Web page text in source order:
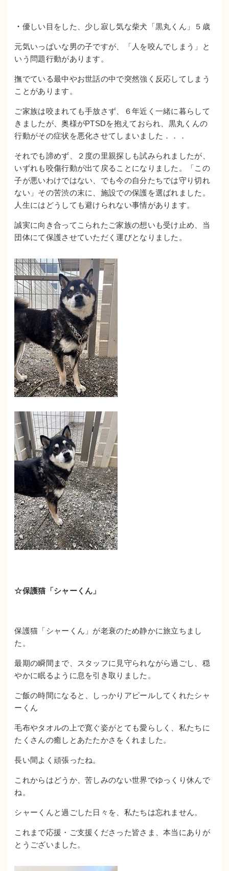
・ 優しい目をした、少し寂し気な柴犬「黒丸くん」５歳
元気いっぱいな男の子ですが、「人を咬んでしまう」と
いう問題行動があります。
撫でている最中やお世話の中で突然強く反応してしまう
ことがあります。
ご家族は咬まれても手放さず、６年近く一緒に暮らして
きましたが、奥様がPTSDを抱えておられ、黒丸くんの
行動がその症状を悪化させてしまいました．．．
それでも諦めず、２度の里親探しも試みられましたが、
いずれも咬傷行動が出て戻ることになりました。「この
子が悪いわけではない、でも今の自分たちでは守り切れ
ない」その苦渋の末に、施設での保護を選ばれました。
人生にはどうしても避けられない事情があります。
誠実に向き合ってこられたご家族の想いも受け止め、当
団体にて保護させていただく運びとなりました。
☆保護猫「シャーくん」
保護猫「シャーくん」が老衰のため静かに旅立ちまし
た。
最期の瞬間まで、スタッフに見守られながら過ごし、穏
やかに眠るように息を引き取りました。
ご飯の時間になると、しっかりアピールしてくれたシャ
ーくん
毛布やタオルの上で寛ぐ姿がとても愛らしく、私たちに
たくさんの癒しとあたたかさをくれました。
長い間よく頑張ったね。
これからはどうか、苦しみのない世界でゆっくり休んで
ね。
シャーくんと過ごした日々を、私たちは忘れません。
これまで応援・ご支援くださった皆さま、本当にありが
とうございました。